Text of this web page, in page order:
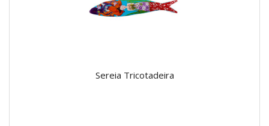
Sereia Tricotadeira